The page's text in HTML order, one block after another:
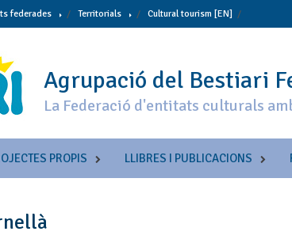
federades Territorials Cultural tourism [EN]
Agrupació del Bestiari
La Federació d'entitats culturals
PROPIS LLIBRES I PUBLICACIONS